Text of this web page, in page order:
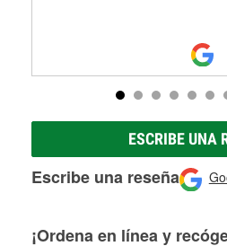
ESCRIBE UNA
Escribe una reseña
¡Ordena en línea y